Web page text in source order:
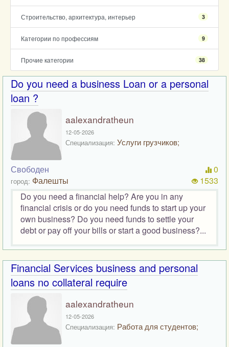
Строительство, архитектура, интерьер 3
Категории по профессиям 9
Прочие категории 38
Do you need a business Loan or a personal
loan ?
aalexandratheun
12-05-2026
Специализация: Услуги грузчиков;
Свободен
город: Фалешты
0
1533
Do you need a financial help? Are you in any
financial crisis or do you need funds to start up your
own business? Do you need funds to settle your
debt or pay off your bills or start a good business?...
Financial Services business and personal
loans no collateral require
aalexandratheun
12-05-2026
Специализация: Работа для студентов;